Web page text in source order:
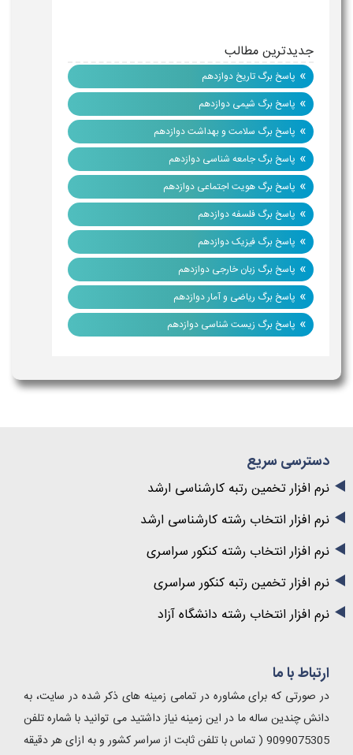
جدیدترین مطالب
» پاسخ برگ تاریخ دوازدهم
» پاسخ برگ شیمی دوازدهم
» پاسخ برگ سلامت و بهداشت دوازدهم
» پاسخ برگ جامعه شناسی دوازدهم
» پاسخ برگ هویت اجتماعی دوازدهم
» پاسخ برگ فلسفه دوازدهم
» پاسخ برگ فیزیک دوازدهم
» پاسخ برگ زبان خارجی دوازدهم
» پاسخ برگ ریاضی و آمار دوازدهم
» پاسخ برگ زیست شناسی دوازدهم
دسترسی سریع
نرم افزار تخمین رتبه کارشناسی ارشد
نرم افزار انتخاب رشته کارشناسی ارشد
نرم افزار انتخاب رشته کنکور سراسری
نرم افزار تخمین رتبه کنکور سراسری
نرم افزار انتخاب رشته دانشگاه آزاد
ارتباط با ما
در صورتی که برای مشاوره در تمامی زمینه های ذکر شده در سایت، به
دانش چندین ساله ما در این زمینه نیاز داشتید می توانید با شماره تلفن
9099075305 ( تماس با تلفن ثابت از سراسر کشور و به ازای هر دقیقه